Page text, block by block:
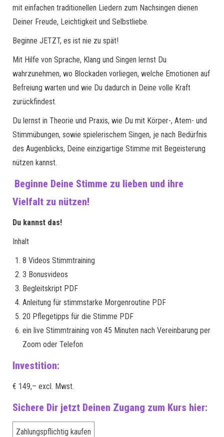
mit einfachen traditionellen Liedern zum Nachsingen dienen
Deiner Freude, Leichtigkeit und Selbstliebe.
Beginne JETZT, es ist nie zu spät!
Mit Hilfe von Sprache, Klang und Singen lernst Du
wahrzunehmen, wo Blockaden vorliegen, welche Emotionen auf
Befreiung warten und wie Du dadurch in Deine volle Kraft
zurückfindest.
Du lernst in Theorie und Praxis, wie Du mit Körper-, Atem- und
Stimmübungen, sowie spielerischem Singen, je nach Bedürfnis
des Augenblicks, Deine einzigartige Stimme mit Begeisterung
nützen kannst.
Beginne Deine Stimme zu lieben und ihre
Vielfalt zu nützen!
Du kannst das!
Inhalt
8 Videos Stimmtraining
3 Bonusvideos
Begleitskript PDF
Anleitung für stimmstarke Morgenroutine PDF
20 Pflegetipps für die Stimme PDF
ein live Stimmtraining von 45 Minuten nach Vereinbarung per
Zoom oder Telefon
Investition:
€ 149,– excl. Mwst.
Sichere Dir jetzt Deinen Zugang zum Kurs hier: